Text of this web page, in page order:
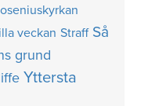
veckan Straff Så
grund
Yttersta